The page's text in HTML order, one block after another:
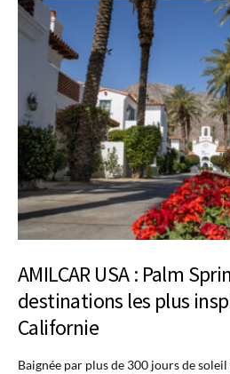
AMILCAR USA : Palm
destinations les plus
Californie
Baignée par plus de 300 jours de